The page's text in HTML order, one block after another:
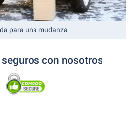
para una mudanza
con nosotros